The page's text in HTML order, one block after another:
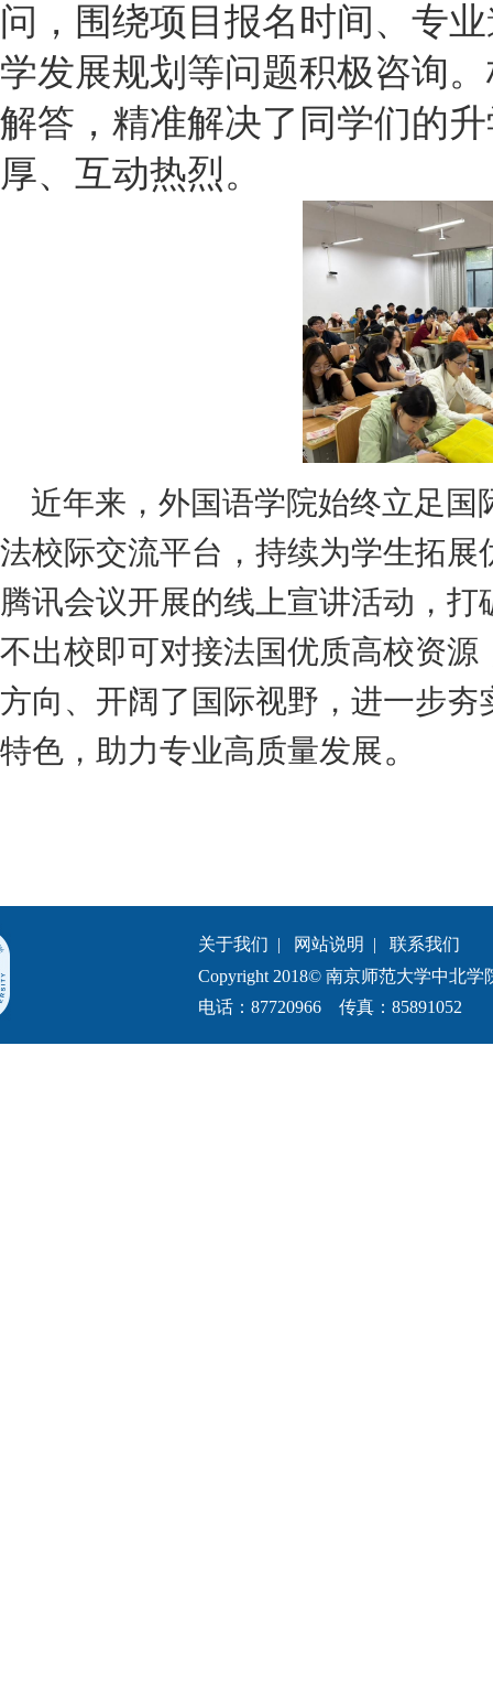
问，围绕项目报名时间、专
学发展规划等问题积极咨询
解答，精准解决了同学们的
厚、互动热烈。
近年来， 外国语学院始终立足国
法校际交流平台，持续为学生拓
腾讯会议开展的线上宣讲活动，
不出校即可对接法国优质高校资
方向、开阔了国际视野，进一步
特色，助力专业高质量发展。
关于我们 | 网站说明 | 联系我们
Copyright 2018© 南京师范大学中北学
电话：87720966 传真：85891052